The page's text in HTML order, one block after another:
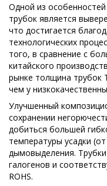
Одной из
трубок является
что достигается
технологических
того, в сравнение с
китайского
рынке толщина трубок
чем у
Улучшенный
сохранении
добиться большей
температуры усадки
дымовыделения.
галогенов и
ROHS.